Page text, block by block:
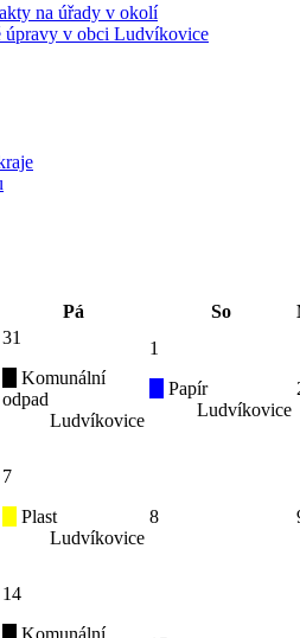
na úřady v okolí
úpravy v obci Ludvíkovice
Pá So
31
Komunální
odpad
Ludvíkovice
1
Papír
Ludvíkovice
7
Plast
Ludvíkovice
8
14